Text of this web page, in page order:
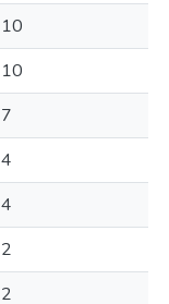
10
10
7
4
4
2
2